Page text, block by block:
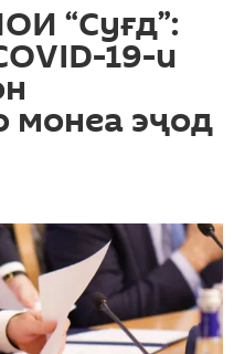
“Суғд”:
19-и
монеа эҷод